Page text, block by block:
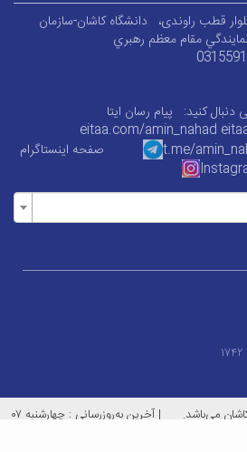
دانشگاه کاشان-سازمان
مقام معظم رهبري
دنبال کنید: پیام رسان ایتا
eitaa.com/amin_nahad
t.me/
صفحه اینستاگرام
۱۷۴۲
می‌باشد. |
آخرین به‌روزرسانی : چهارشنبه ۰۷